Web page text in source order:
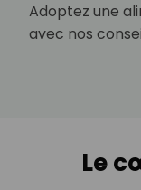
Adoptez une
avec nos
Le